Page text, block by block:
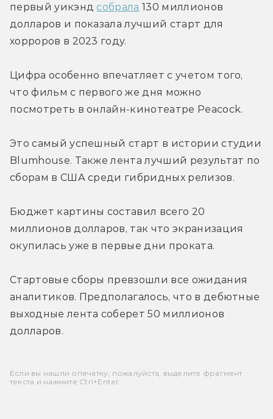
первый уикэнд собрала 130 миллионов
долларов и показала лучший старт для
хорроров в 2023 году.
Цифра особенно впечатляет с учетом того,
что фильм с первого же дня можно
посмотреть в онлайн-кинотеатре Peacock.
Это самый успешный старт в истории студии
Blumhouse. Также лента лучший результат по
сборам в США среди гибридных релизов.
Бюджет картины составил всего 20
миллионов долларов, так что экранизация
окупилась уже в первые дни проката.
Стартовые сборы превзошли все ожидания
аналитиков. Предполагалось, что в дебютные
выходные лента соберет 50 миллионов
долларов.
Если вы нашли опечатку, пожалуйста, выделите фрагмент
текста и нажмите Ctrl+Enter.